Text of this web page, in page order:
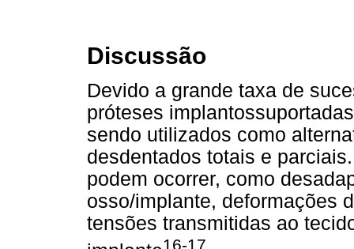
Discussão
Devido a grande taxa de
próteses
sendo utilizados como
desdentados totais e
podem ocorrer, como
osso/implante, deformações
tensões transmitidas ao
16-17